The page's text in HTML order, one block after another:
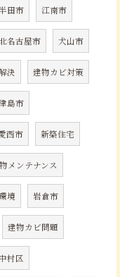
田市 江南市
名古屋市 犬山市
決 建物カビ対策
島市
西市 新築住宅
メンテナンス
境 岩倉市
建物カビ問題
村区